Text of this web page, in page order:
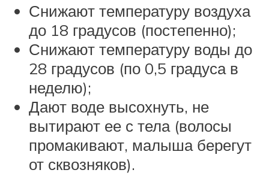
Снижают температуру воздуха
до 18 градусов (постепенно);
Снижают температуру воды до
28 градусов (по 0,5 градуса в
неделю);
Дают воде высохнуть, не
вытирают ее с тела (волосы
промакивают, малыша берегут
от сквозняков).